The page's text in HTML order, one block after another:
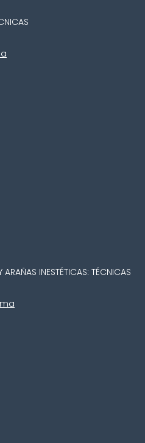
INESTÉTICAS: TÉCNICAS